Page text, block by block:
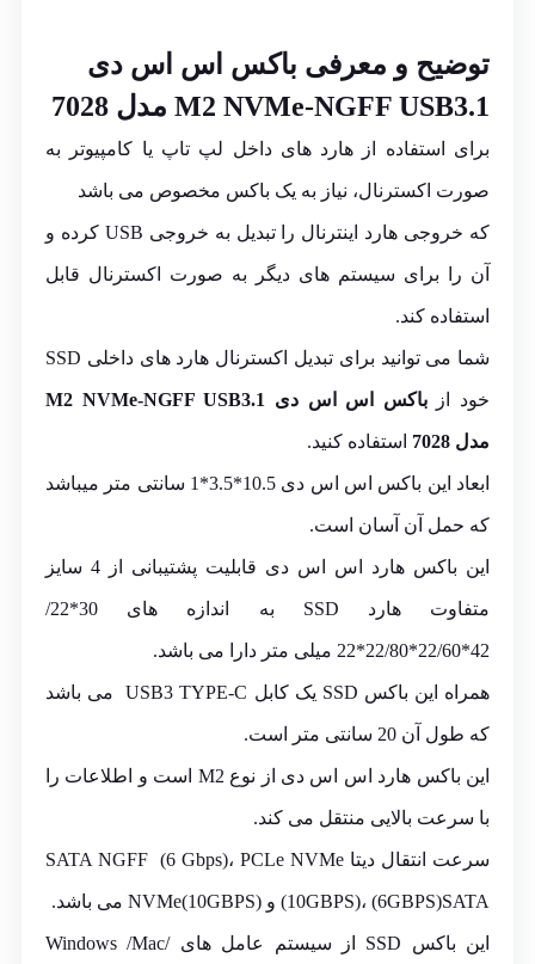
توضیح و معرفی باکس اس اس دی
M2 NVMe-NGFF USB3.1 مدل 7028
برای استفاده از هارد های داخل لپ تاپ یا کامپیوتر به
صورت اکسترنال، نیاز به یک باکس مخصوص می باشد
که خروجی هارد اینترنال را تبدیل به خروجی USB کرده و
آن را برای سیستم های دیگر به صورت اکسترنال قابل
استفاده کند.
شما می توانید برای تبدیل اکسترنال هارد های داخلی SSD
خود از باکس اس اس دی M2 NVMe-NGFF USB3.1
مدل 7028 استفاده کنید.
ابعاد این باکس اس اس دی 10.5*3.5*1 سانتی متر میباشد
که حمل آن آسان است.
این باکس هارد اس اس دی قابلیت پشتیبانی از 4 سایز
متفاوت هارد SSD به اندازه های 30*22/
42*22/60*22/80*22 میلی متر دارا می باشد.
همراه این باکس SSD یک کابل USB3 TYPE-C می باشد
که طول آن 20 سانتی متر است.
این باکس هارد اس اس دی از نوع M2 است و اطلاعات را
با سرعت بالایی منتقل می کند.
سرعت انتقال دیتا SATA NGFF (6 Gbps)، PCLe NVMe
(10GBPS)، (6GBPS)SATA و (10GBPS)NVMe می باشد.
این باکس SSD از سیستم عامل های Windows /Mac/